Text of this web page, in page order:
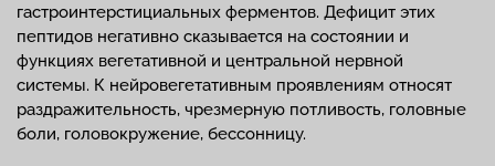
гастроинтерстициальных ферментов. Дефицит этих
пептидов негативно сказывается на состоянии и
функциях вегетативной и центральной нервной
системы. К нейровегетативным проявлениям относят
раздражительность, чрезмерную потливость, головные
боли, головокружение, бессонницу.